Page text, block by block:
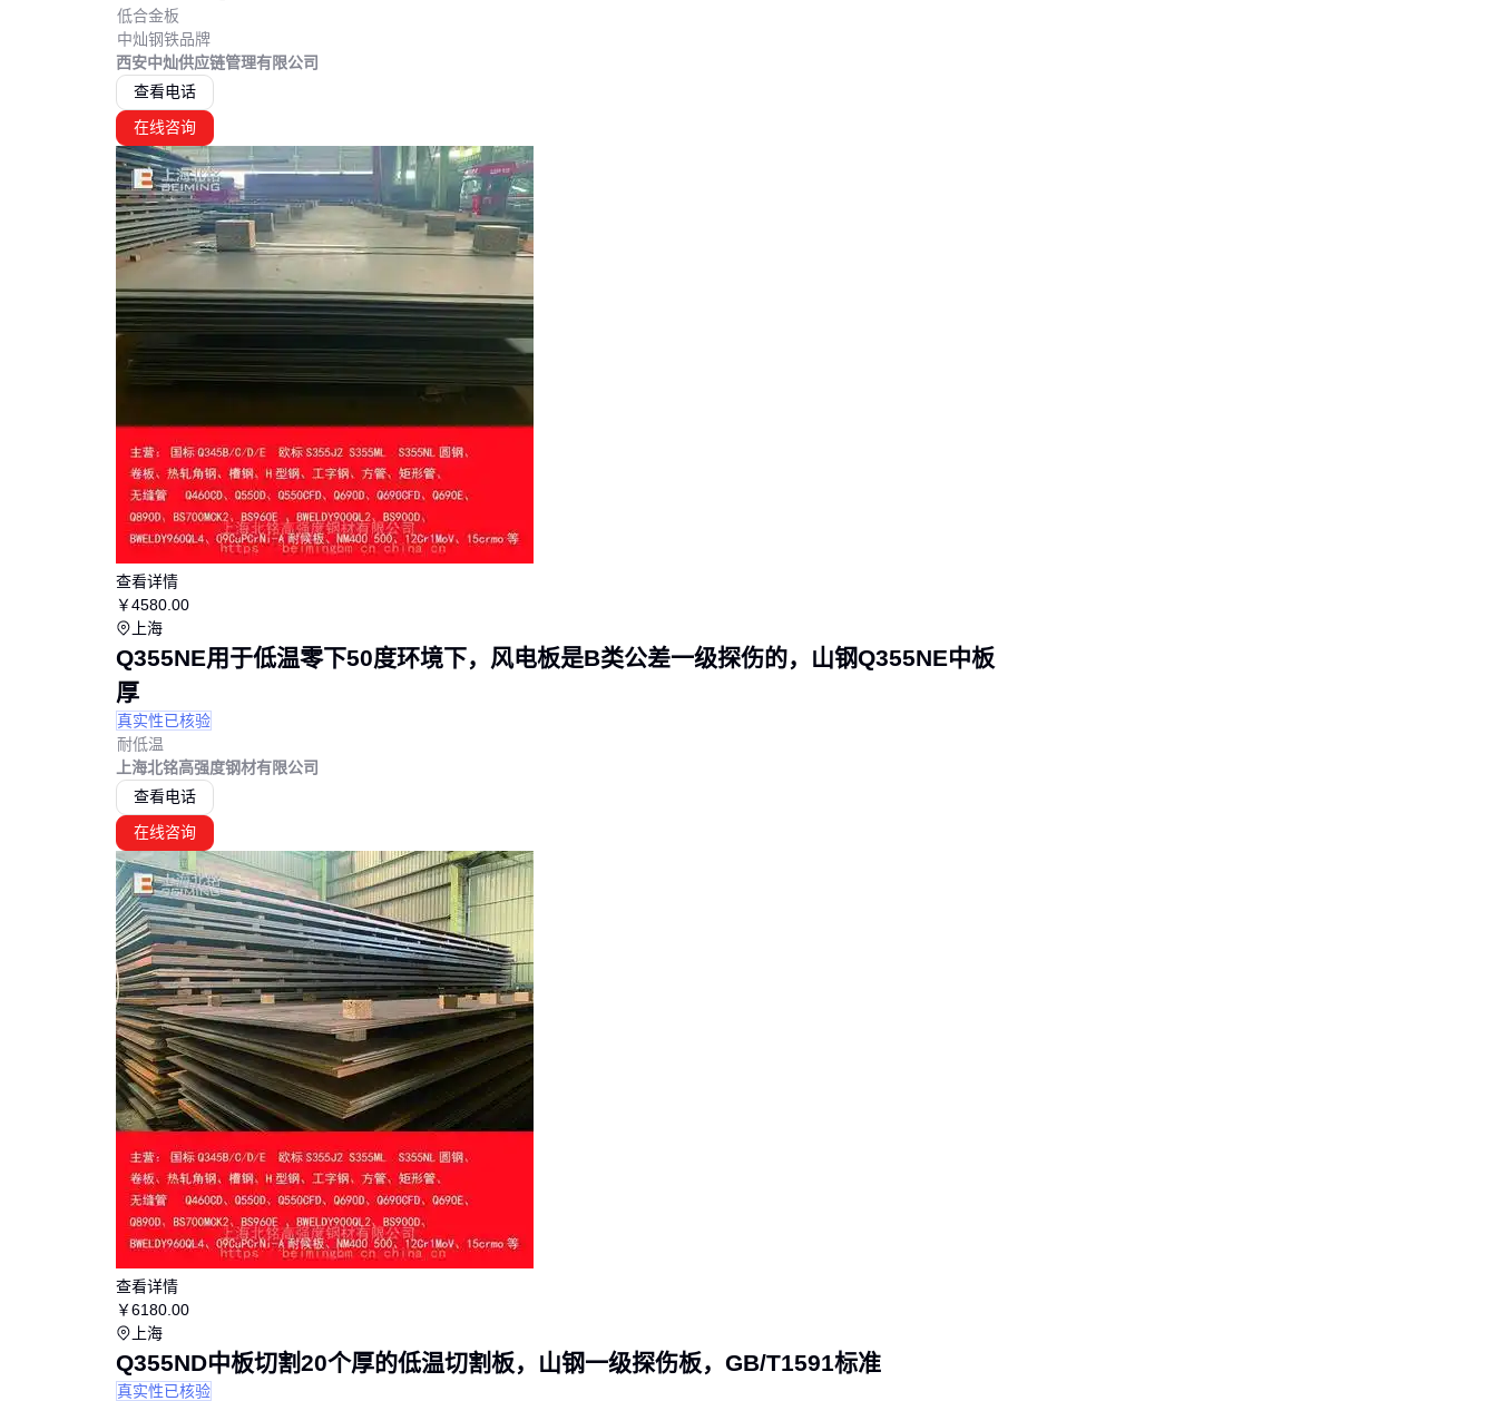
期缺陷在斜板长期承重后可能扩展为结构隐患。
最后检查斜板与相邻设备的衔接处：输送槽接口可加装软管紧固夹防止
物料泄漏，钢格板卡扣则能解决平台过渡处的防滑问题。这些细节投入
虽小，却能显著降低后续维护频率。
五、长期使用中哪些维护动作最容易被忽略？
不锈钢斜板的清洁周期应根据物料特性调整：粘性物质需每日清理避免
板结，腐蚀性流体则要立即冲洗。高压清洗机配合防锈润滑剂能有效清
除积聚物，但要注意喷射角度——正对焊缝高压冲洗可能加速密封层老
化。
探伤仪
纹应及时更换，避免演变成安全隐患。
选择不锈钢斜板本质是构建物料处理子系统——先根据主流物料特性确
低合金板
中灿钢铁品牌
西安中灿供应链管理有限公司
查看电话
在线咨询
查看详情
￥4580 .00
上海
Q355NE用于低温零下50度环境下，风电板是B类公差一级探伤的，山钢Q355NE中板
厚
真实性已核验
耐低温
上海北铭高强度钢材有限公司
查看电话
在线咨询
查看详情
￥6180 .00
上海
Q355ND中板切割20个厚的低温切割板，山钢一级探伤板，GB/T1591标准
真实性已核验